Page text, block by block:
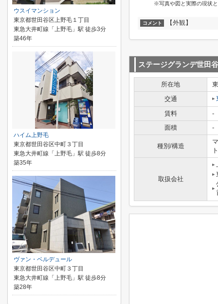
※写真や図と実際の現状
コメント 【外観】
ステージグランデ世田
所在地
交通
賃料
-
面積
-
種別/構造
ト
取扱会社
ウスイマンション
東京都世田谷区上野毛１丁目
東急大井町線「上野毛」駅 徒歩3分
築46年
ハイム上野毛
東京都世田谷区中町３丁目
東急大井町線「上野毛」駅 徒歩8分
築35年
ヴァン・ベルデュール
東京都世田谷区中町３丁目
東急大井町線「上野毛」駅 徒歩8分
築28年